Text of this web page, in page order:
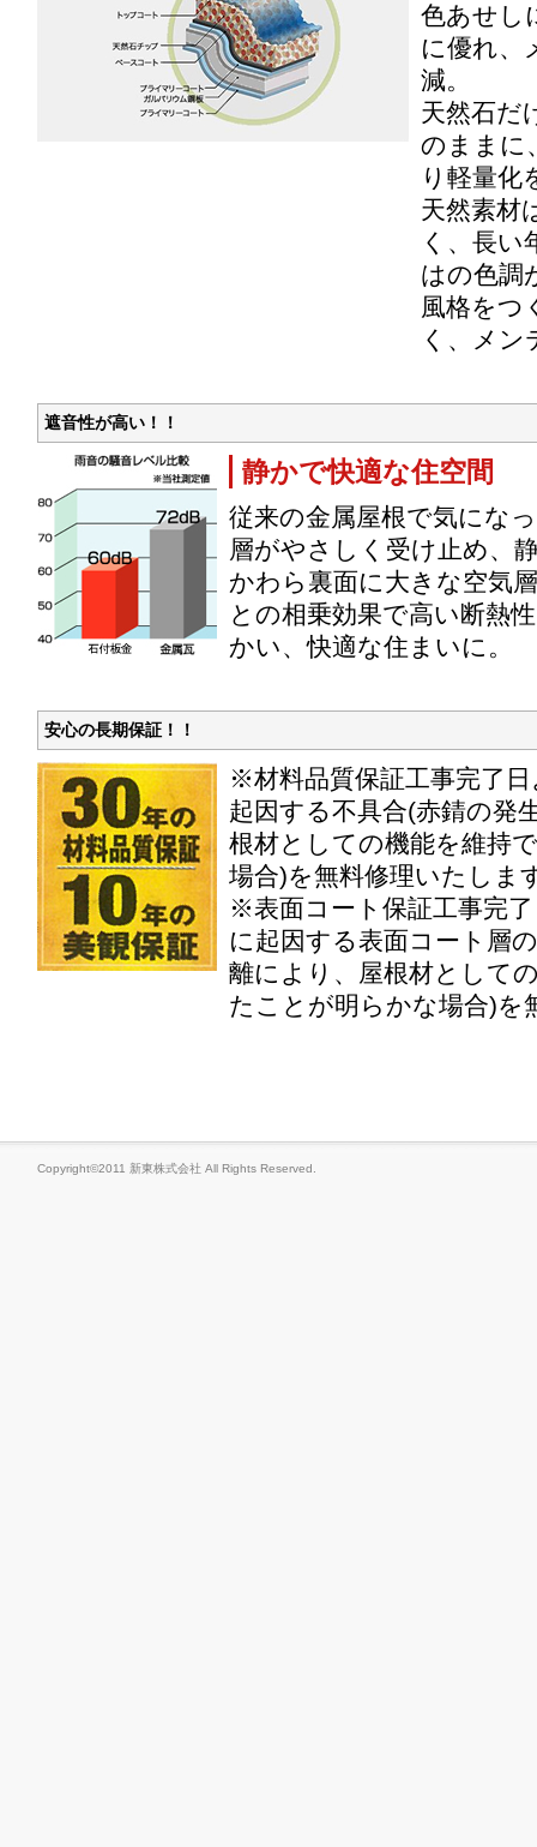
色あせし
に優れ、
減。
天然石だ
のままに
り軽量化
天然素材
く、長い
はの色調
風格をつ
く、メン
遮音性が高い！！
静かで快適な住空間
従来の金属屋根で気にな
層がやさしく受け止め、
かわら裏面に大きな空気
との相乗効果で高い断熱
かい、快適な住まいに。
安心の長期保証！！
※材料品質保証工事完了
起因する不具合(赤錆の発
根材としての機能を維持
場合)を無料修理いたしま
※表面コート保証工事完
に起因する表面コート層
離により、屋根材として
たことが明らかな場合)を
Copyright©2011 新東株式会社 All Rights Reserved.